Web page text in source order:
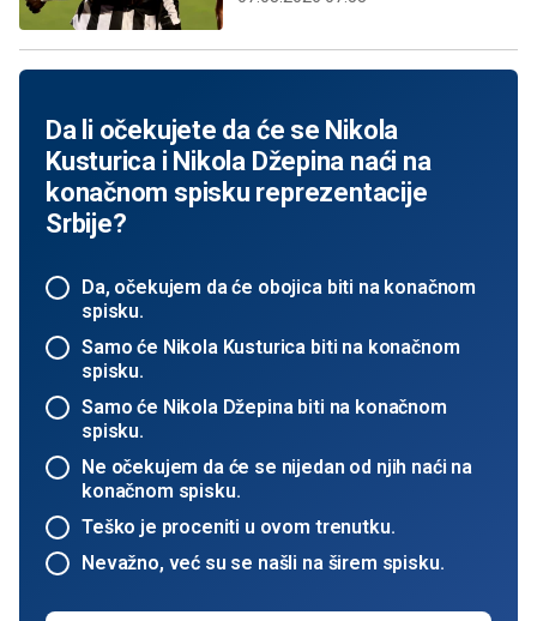
Da li očekujete da će se Nikola
Kusturica i Nikola Džepina naći na
konačnom spisku reprezentacije
Srbije?
Da, očekujem da će obojica biti na konačnom
spisku.
Samo će Nikola Kusturica biti na konačnom
spisku.
Samo će Nikola Džepina biti na konačnom
spisku.
Ne očekujem da će se nijedan od njih naći na
konačnom spisku.
Teško je proceniti u ovom trenutku.
Nevažno, već su se našli na širem spisku.